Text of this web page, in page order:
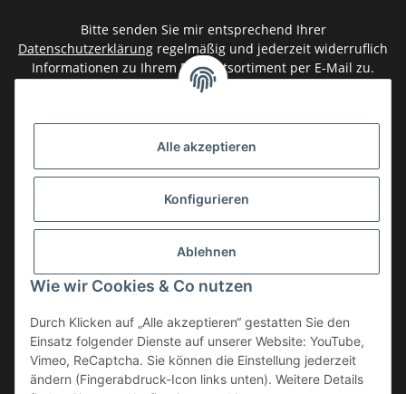
Alle akzeptieren
Konfigurieren
Ablehnen
Wie wir Cookies & Co nutzen
Durch Klicken auf „Alle akzeptieren“ gestatten Sie den
Einsatz folgender Dienste auf unserer Website: YouTube,
Vimeo, ReCaptcha. Sie können die Einstellung jederzeit
ändern (Fingerabdruck-Icon links unten). Weitere Details
Bitte senden Sie mir entsprechend Ihrer
Datenschutzerklärung regelmäßig und jederzeit widerruflich
Informationen zu Ihrem Produktsortiment per E-Mail zu.
Gesetzliche Informationen
Informationen
Service
Vertrag widerrufen
* Alle Preise inkl. gesetzlicher USt., zzgl.Versand